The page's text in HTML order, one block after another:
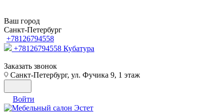
Ваш город
Санкт-Петербург
+78126794558
+78126794558 Кубатура
Заказать звонок
Санкт-Петербург, ул. Фучика 9, 1 этаж
Войти